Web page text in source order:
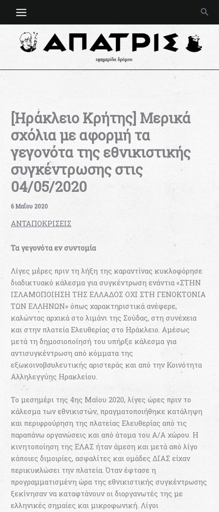
[Ηράκλειο Κρήτης] Μερικά
σχόλια με αφορμή τα
γεγονότα της εθνικιστικής
συγκέντρωσης στις
04/05/2020
6 Μαΐου 2020
ΑΝΤΑΠΟΚΡΙΣΕΙΣ
Τα γεγονότα εν συντομία
Λίγες μέρες πριν τη λήξη της καραντίνας κυκλοφόρησε
διαδικτυακό κάλεσμα για συγκέντρωση ενάντια «ΣΤΗΝ
ΙΣΛΑΜΟΠΟΙΗΣΗ ΤΗΣ ΕΛΛΑΔΟΣ ΟΧΙ ΣΤΗ ΓΕΝΟΚΤΟΝΙΑ
ΤΩΝ ΕΛΛΗΝΩΝ» όπως χαρακτηριστικά ανέφερε,
καλώντας αρχικά στο λιμάνι της Σούδας, στη συνέχεια
και στην πλατεία Ελευθερίας στο Ηράκλειο. Αμέσως
μετά τη δημοσιοποίησή του υπήρξε κάλεσμα για
αντισυγκέντρωση από κόμματα της
εξωκοινοβουλευτικής αριστεράς και από την Κοινότητα
Αλληλεγγύης Ηρακλείου.
Το μεσημέρι της 4ης Μαΐου 2020, λίγες ώρες πριν το
κάλεσμα των εθνικιστών, πραγματοποιήθηκε κατάληψη
και περιφρούρηση της πλατείας Ελευθερίας από τις
παραπάνω οργανώσεις και από άτομα του Α/Α χώρου. Η
κινητοποίηση της ΕΛΑΣ ήταν άμεση και μετά από λίγο
κάποιες διμοιρίες, ασφαλίτες και ομάδες ΔΙΑΣ είχαν
περικυκλώσει την πλατεία. Όταν έφτασε η
προγραμματισμένη ώρα της εθνικιστικής συγκέντρωσης
ξεκίνησαν να καταφτάνουν οι διοργανωτές της με
ελληνικές σημαίες και μικροφωνική. Λίγοι